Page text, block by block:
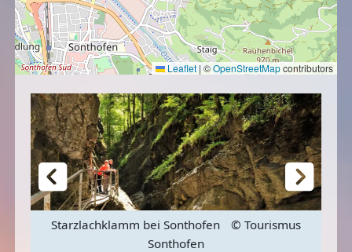
Leaflet | ©OpenStreetMapcontributors
Starzlachklamm bei Sonthofen
© Tourismus
Sonthofen